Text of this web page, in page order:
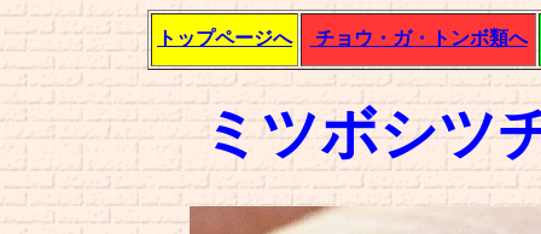
トップページへ チョウ・ガ・トンボ類へ
ミツボシツ